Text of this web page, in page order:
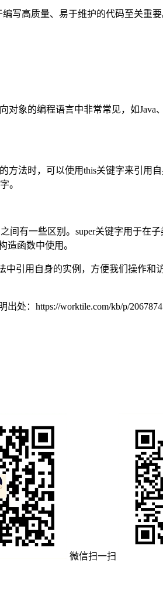
写高质量、易于维护的代码至关重
象的编程语言中非常常见，如
法时，可以使用this关键字来引用
。
间有一些区别。super关键字用于
造函数中使用。
引用自身的实例，方便我们操作
出处： https://worktile.com/kb/p/2067874
微信扫一扫